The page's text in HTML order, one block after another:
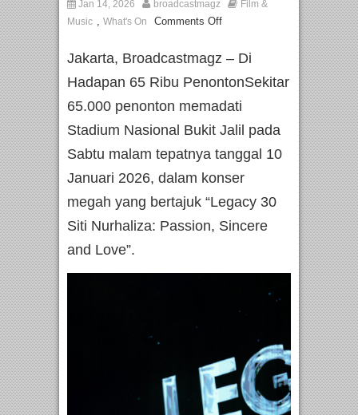
Jan 14, 2026 broadcastmagz
Film &
Music , What's On Comments Off
Jakarta, Broadcastmagz – Di
Hadapan 65 Ribu PenontonSekitar
65.000 penonton memadati
Stadium Nasional Bukit Jalil pada
Sabtu malam tepatnya tanggal 10
Januari 2026, dalam konser
megah yang bertajuk “Legacy 30
Siti Nurhaliza: Passion, Sincere
and Love”.